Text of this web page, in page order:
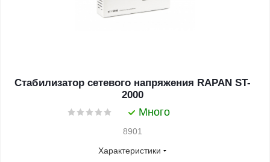
Стабилизатор сетевого напряжения RAPAN ST-
2000
Много
8901
Характеристики